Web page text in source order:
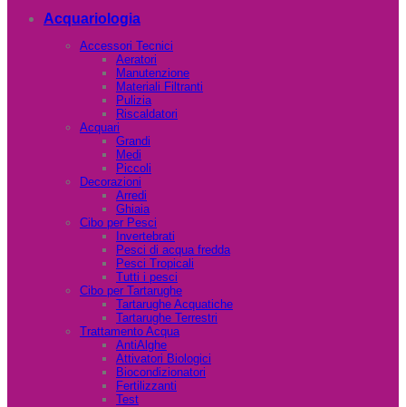
Acquariologia
Accessori Tecnici
Aeratori
Manutenzione
Materiali Filtranti
Pulizia
Riscaldatori
Acquari
Grandi
Medi
Piccoli
Decorazioni
Arredi
Ghiaia
Cibo per Pesci
Invertebrati
Pesci di acqua fredda
Pesci Tropicali
Tutti i pesci
Cibo per Tartarughe
Tartarughe Acquatiche
Tartarughe Terrestri
Trattamento Acqua
AntiAlghe
Attivatori Biologici
Biocondizionatori
Fertilizzanti
Test